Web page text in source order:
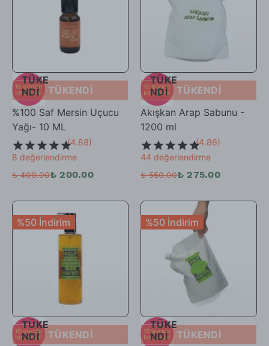
TÜKE
NDİ
TÜKENDİ
%100 Saf Mersin Uçucu
Yağı- 10 ML
(4.88)
8 değerlendirme
₺ 400.00₺ 200.00
TÜKE
NDİ
TÜKENDİ
Akışkan Arap Sabunu -
1200 ml
(4.86)
44 değerlendirme
₺ 550.00₺ 275.00
%50 İndirim
TÜKE
NDİ
TÜKENDİ
%50 İndirim
TÜKE
NDİ
TÜKENDİ